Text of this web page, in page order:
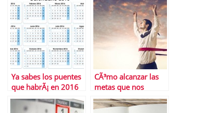
Ya sabes los puentes
que habrÃ¡ en 2016
CÃ³mo alcanzar las
metas que nos
proponemos